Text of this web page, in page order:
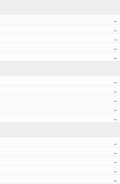
..
..
..
..
..
..
..
..
..
..
..
..
..
..
..